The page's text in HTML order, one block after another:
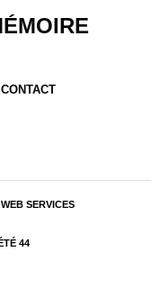
CONTACT
SERVICES
44